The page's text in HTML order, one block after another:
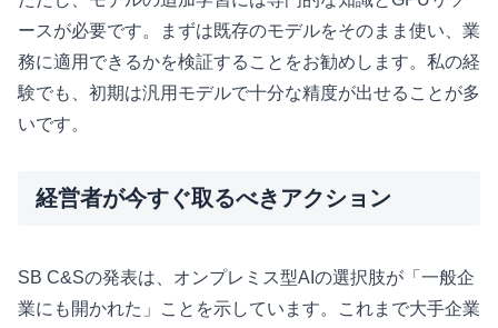
ースが必要です。まずは既存のモデルをそのまま使い、業
務に適用できるかを検証することをお勧めします。私の経
験でも、初期は汎用モデルで十分な精度が出せることが多
いです。
経営者が今すぐ取るべきアクション
SB C&Sの発表は、オンプレミス型AIの選択肢が「一般企
業にも開かれた」ことを示しています。これまで大手企業